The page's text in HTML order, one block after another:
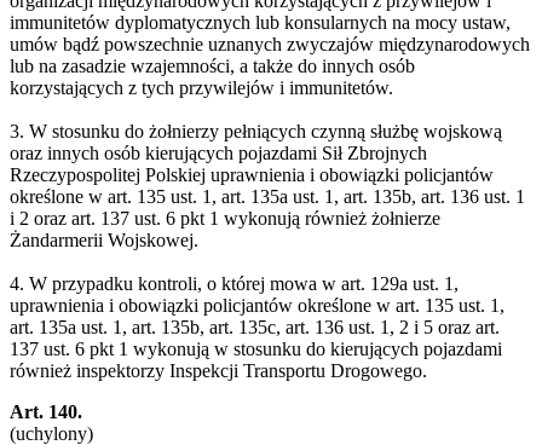
immunitetów dyplomatycznych lub konsularnych na mocy ustaw,
umów bądź powszechnie uznanych zwyczajów międzynarodowych
lub na zasadzie wzajemności, a także do innych osób
korzystających z tych przywilejów i immunitetów.
3. W stosunku do żołnierzy pełniących czynną służbę wojskową
oraz innych osób kierujących pojazdami Sił Zbrojnych
Rzeczypospolitej Polskiej uprawnienia i obowiązki policjantów
określone w art. 135 ust. 1, art. 135a ust. 1, art. 135b, art. 136 ust. 1
i 2 oraz art. 137 ust. 6 pkt 1 wykonują również żołnierze
Żandarmerii Wojskowej.
4. W przypadku kontroli, o której mowa w art. 129a ust. 1,
uprawnienia i obowiązki policjantów określone w art. 135 ust. 1,
art. 135a ust. 1, art. 135b, art. 135c, art. 136 ust. 1, 2 i 5 oraz art.
137 ust. 6 pkt 1 wykonują w stosunku do kierujących pojazdami
również inspektorzy Inspekcji Transportu Drogowego.
Art. 140.
(uchylony)